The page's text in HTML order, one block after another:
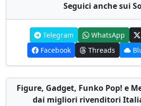
Seguici anche sui
Telegram WhatsApp
Facebook
Threads
Figure, Gadget, Funko Pop! e
dai migliori rivenditori